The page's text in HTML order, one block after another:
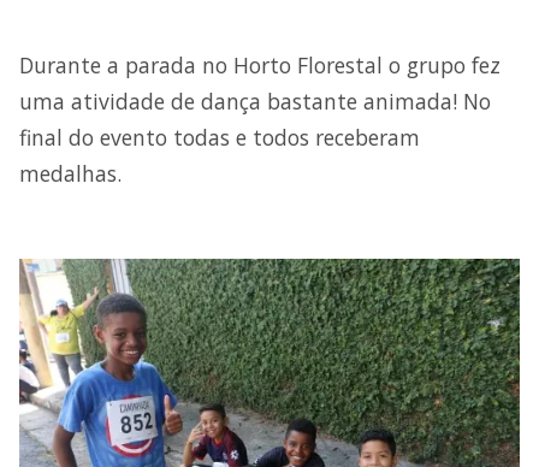
Durante a parada no Horto Florestal o grupo fez
uma atividade de dança bastante animada! No
final do evento todas e todos receberam
medalhas.